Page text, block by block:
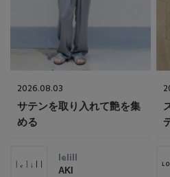
2026.08.03
サテンを取り入れて艶を集
める
lelill
AKI